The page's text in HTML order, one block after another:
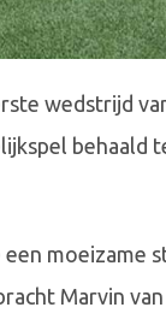
wedstrijd
behaald
moeizame
Marvin